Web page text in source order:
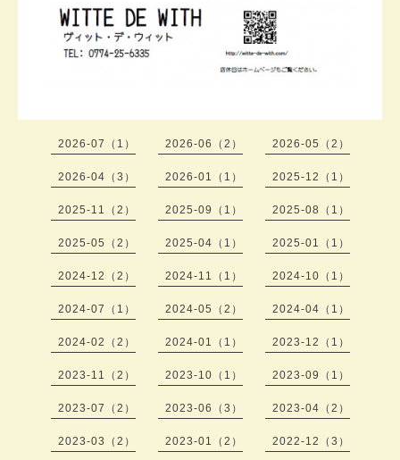
2026-07（1） 2026-06（2） 2026-05（2）
2026-04（3） 2026-01（1） 2025-12（1）
2025-11（2） 2025-09（1） 2025-08（1）
2025-05（2） 2025-04（1） 2025-01（1）
2024-12（2） 2024-11（1） 2024-10（1）
2024-07（1） 2024-05（2） 2024-04（1）
2024-02（2） 2024-01（1） 2023-12（1）
2023-11（2） 2023-10（1） 2023-09（1）
2023-07（2） 2023-06（3） 2023-04（2）
2023-03（2） 2023-01（2） 2022-12（3）